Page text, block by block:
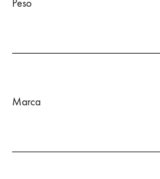
Peso
Marca